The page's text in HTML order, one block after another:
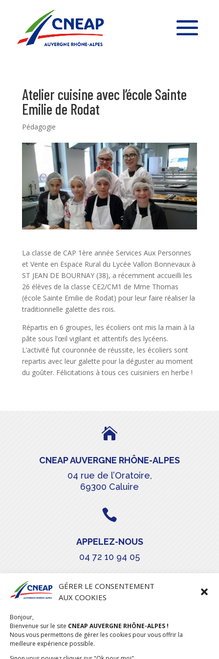
GÉRER LE CONSENTEMENT
AUX COOKIES
Bonjour,
Bienvenue sur le site CNEAP AUVERGNE RHÔNE-ALPES !
Nous vous permettons de gérer les cookies pour vous offrir la
meilleure expérience possible.
Atelier cuisine avec l’école Sainte
Emilie de Rodat
Pédagogie
La classe de CAP 1ère année Services Aux Personnes
et Vente en Espace Rural du Lycée Vallon Bonnevaux à
ST JEAN DE BOURNAY (38), a récemment accueilli les
26 élèves de la classe CE2/CM1 de Mme Thomas
(école Sainte Emilie de Rodat) pour leur faire réaliser la
traditionnelle galette des rois.
Répartis en 6 groupes, les écoliers ont mis la main à la
pâte sous l’œil vigilant et attentifs des lycéens.
L’activité fut couronnée de réussite, les écoliers sont
repartis avec leur galette pour la déguster au moment
du goûter. Félicitations à tous ces cuisiniers en herbe !

CNEAP AUVERGNE RHÔNE-ALPES
04 rue de l’Oratoire,
69300 Caluire

APPELEZ-NOUS
04 72 10 94 05

stephanie.maillot@cneap.fr